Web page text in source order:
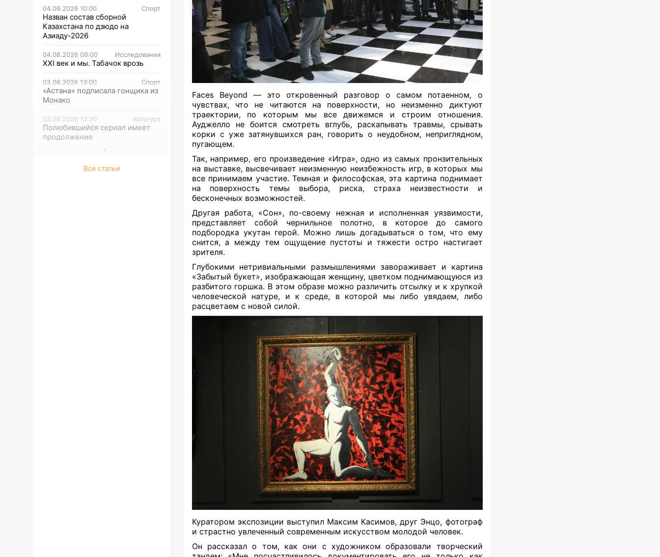
04.08.2026 10:00 Спорт
Назван состав сборной
Казахстана по дзюдо на
Азиаду-2026
04.08.2026 09:00 Исследования
XXI век и мы. Табачок врозь
03.08.2026 13:00 Спорт
«Астана» подписала гонщика из
Монако
03.08.2026 12:30 Культура
Полюбившийся сериал имеет
продолжение
Все статьи
Faces Beyond — это откровенный разговор о самом потаенном, о
чувствах, что не читаются на поверхности, но неизменно диктуют
траектории, по которым мы все движемся и строим отношения.
Ауджелло не боится смотреть вглубь, раскапывать травмы, срывать
корки с уже затянувшихся ран, говорить о неудобном, неприглядном,
пугающем.
Так, например, его произведение «Игра», одно из самых пронзительных
на выставке, высвечивает неизменную неизбежность игр, в которых мы
все принимаем участие. Темная и философская, эта картина поднимает
на поверхность темы выбора, риска, страха неизвестности и
бесконечных возможностей.
Другая работа, «Сон», по-своему нежная и исполненная уязвимости,
представляет собой чернильное полотно, в которое до самого
подбородка укутан герой. Можно лишь догадываться о том, что ему
снится, а между тем ощущение пустоты и тяжести остро настигает
зрителя.
Глубокими нетривиальными размышлениями завораживает и картина
«Забытый букет», изображающая женщину, цветком поднимающуюся из
разбитого горшка. В этом образе можно различить отсылку и к хрупкой
человеческой натуре, и к среде, в которой мы либо увядаем, либо
расцветаем с новой силой.
Куратором экспозиции выступил Максим Касимов, друг Энцо, фотограф
и страстно увлеченный современным искусством молодой человек.
Он рассказал о том, как они с художником образовали творческий